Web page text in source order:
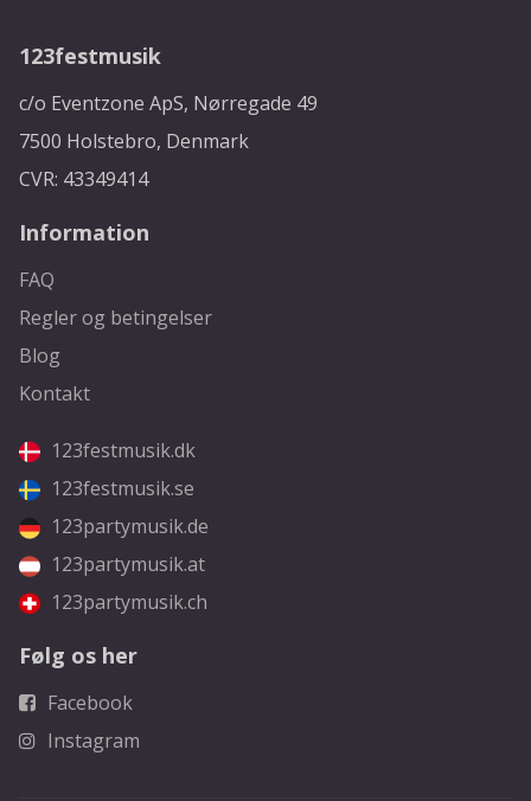
123festmusik
c/o Eventzone ApS, Nørregade 49
7500 Holstebro, Denmark
CVR: 43349414
Information
FAQ
Regler og betingelser
Blog
Kontakt
123festmusik.dk
123festmusik.se
123partymusik.de
123partymusik.at
123partymusik.ch
Følg os her
Facebook
Instagram